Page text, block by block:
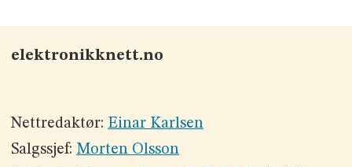
elektronikknett.no
Nettredaktør: Einar Karlsen
Salgssjef: Morten Olsson